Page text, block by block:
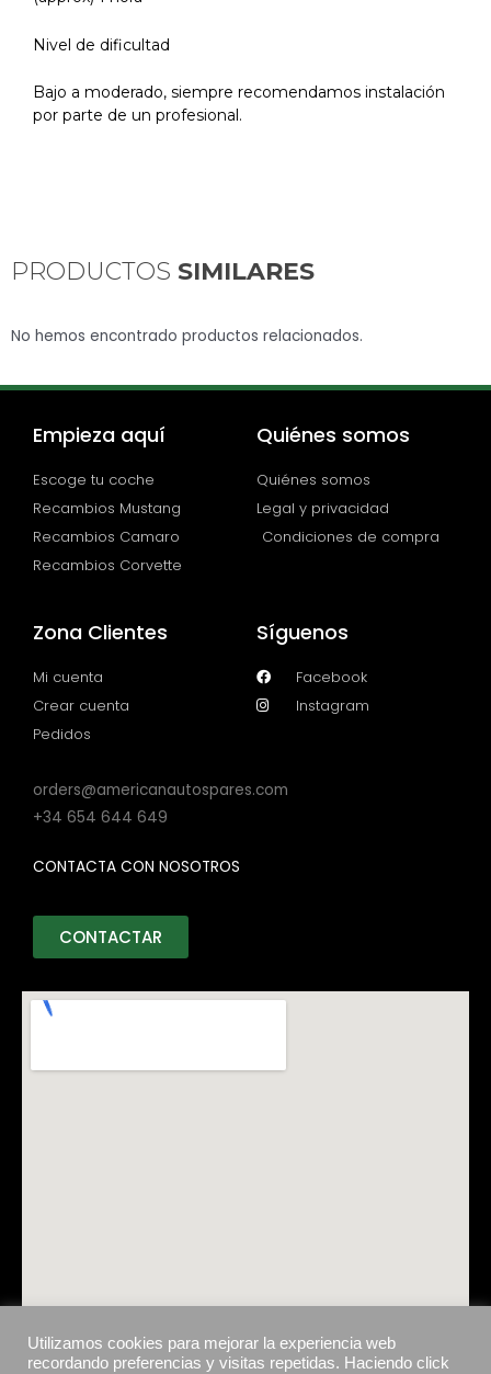
Nivel de dificultad
Bajo a moderado, siempre recomendamos instalación
por parte de un profesional.
PRODUCTOS SIMILARES
No hemos encontrado productos relacionados.
Empieza aquí
Escoge tu coche
Recambios Mustang
Recambios Camaro
Recambios Corvette
Quiénes somos
Quiénes somos
Legal y privacidad
Condiciones de compra
Zona Clientes
Mi cuenta
Crear cuenta
Pedidos
Síguenos
Facebook
Instagram
orders@americanautospares.com
+34 654 644 649
CONTACTA CON NOSOTROS
CONTACTAR
Utilizamos cookies para mejorar la experiencia web
recordando preferencias y visitas repetidas. Haciendo click